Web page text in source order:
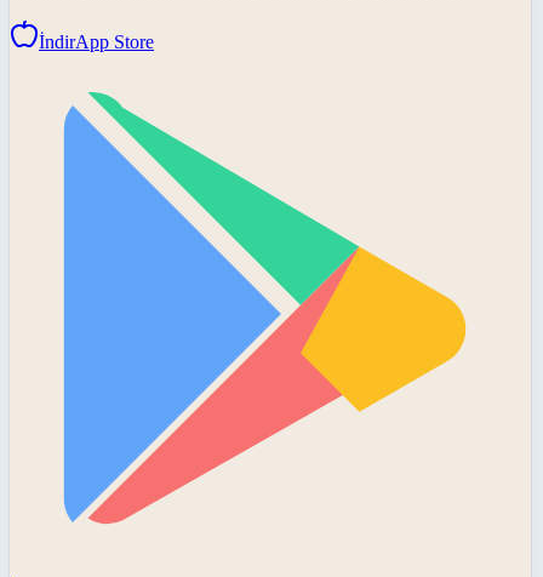
İndirApp Store